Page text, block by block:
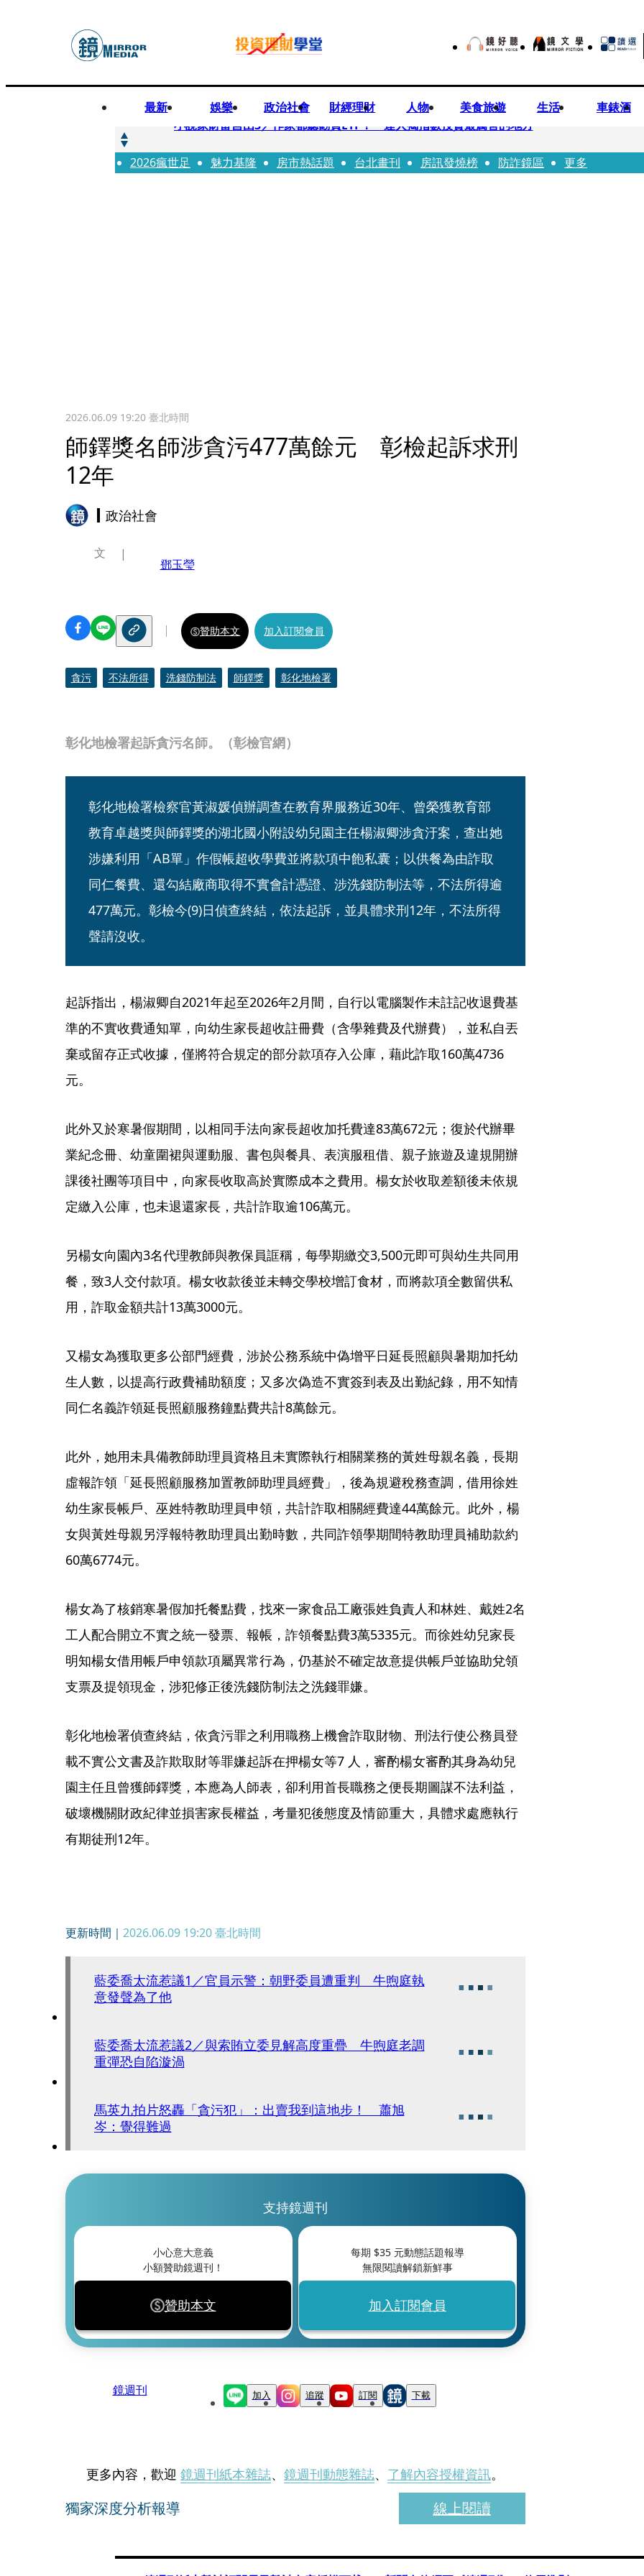
最新 娛樂 政治社會 財經理財 人物 美食旅遊 生活 車錶酒
快訊
小說家財富自由3／作家都聽勸買ETF！ 達人揭指數投資最厲害的地方
快訊
《殺手媽咪》孔曉振揹什麼包？ DELVAUX兩款經典包成劇中焦點
2026瘋世足 魅力基隆 房市熱話題 台北畫刊 房訊發燒榜 防詐鏡區 更多
2026.06.09 19:20臺北時間
師鐸獎名師涉貪污477萬餘元 彰檢起訴求刑
12年
政治社會
彰化地檢署起訴貪污名師。（彰檢官網）
文
鄧玉瑩
贊助本文 加入訂閱會員
貪污 不法所得 洗錢防制法 師鐸獎 彰化地檢署
彰化地檢署檢察官黃淑媛偵辦調查在教育界服務近30年、曾榮獲教育部
教育卓越獎與師鐸獎的湖北國小附設幼兒園主任楊淑卿涉貪汙案，查出她
涉嫌利用「AB單」作假帳超收學費並將款項中飽私囊；以供餐為由詐取
同仁餐費、還勾結廠商取得不實會計憑證、涉洗錢防制法等，不法所得逾
477萬元。彰檢今(9)日偵查終結，依法起訴，並具體求刑12年，不法所得
聲請沒收。
起訴指出，楊淑卿自2021年起至2026年2月間，自行以電腦製作未註記收退費基
準的不實收費通知單，向幼生家長超收註冊費（含學雜費及代辦費），並私自丟
棄或留存正式收據，僅將符合規定的部分款項存入公庫，藉此詐取160萬4736
元。
此外又於寒暑假期間，以相同手法向家長超收加托費達83萬672元；復於代辦畢
業紀念冊、幼童圍裙與運動服、書包與餐具、表演服租借、親子旅遊及違規開辦
課後社團等項目中，向家長收取高於實際成本之費用。楊女於收取差額後未依規
定繳入公庫，也未退還家長，共計詐取逾106萬元。
另楊女向園內3名代理教師與教保員誆稱，每學期繳交3,500元即可與幼生共同用
餐，致3人交付款項。楊女收款後並未轉交學校增訂食材，而將款項全數留供私
用，詐取金額共計13萬3000元。
又楊女為獲取更多公部門經費，涉於公務系統中偽增平日延長照顧與暑期加托幼
生人數，以提高行政費補助額度；又多次偽造不實簽到表及出勤紀錄，用不知情
同仁名義詐領延長照顧服務鐘點費共計8萬餘元。
此外，她用未具備教師助理員資格且未實際執行相關業務的黃姓母親名義，長期
虛報詐領「延長照顧服務加置教師助理員經費」，後為規避稅務查調，借用徐姓
幼生家長帳戶、巫姓特教助理員申領，共計詐取相關經費達44萬餘元。此外，楊
女與黃姓母親另浮報特教助理員出勤時數，共同詐領學期間特教助理員補助款約
60萬6774元。
楊女為了核銷寒暑假加托餐點費，找來一家食品工廠張姓負責人和林姓、戴姓2名
工人配合開立不實之統一發票、報帳，詐領餐點費3萬5335元。而徐姓幼兒家長
明知楊女借用帳戶申領款項屬異常行為，仍基於不確定故意提供帳戶並協助兌領
支票及提領現金，涉犯修正後洗錢防制法之洗錢罪嫌。
彰化地檢署偵查終結，依貪污罪之利用職務上機會詐取財物、刑法行使公務員登
載不實公文書及詐欺取財等罪嫌起訴在押楊女等7 人，審酌楊女審酌其身為幼兒
園主任且曾獲師鐸獎，本應為人師表，卻利用首長職務之便長期圖謀不法利益，
破壞機關財政紀律並損害家長權益，考量犯後態度及情節重大，具體求處應執行
有期徒刑12年。
更新時間｜ 2026.06.09 19:20臺北時間
藍委喬太流惹議1／官員示警：朝野委員遭重判 牛煦庭執
意發聲為了他
藍委喬太流惹議2／與索賄立委見解高度重疊 牛煦庭老調
重彈恐自陷漩渦
馬英九拍片怒轟「貪污犯」：出賣我到這地步！ 蕭旭
岑：覺得難過
支持鏡週刊
小心意大意義
小額贊助鏡週刊！
贊助本文
每期 $35元動態話題報導
無限閱讀解鎖新鮮事
加入訂閱會員
鏡週刊 加入 追蹤 訂閱 下載
更多內容，歡迎 鏡週刊紙本雜誌、 鏡週刊動態雜誌、 了解內容授權資訊。
獨家深度分析報導 線上閱讀